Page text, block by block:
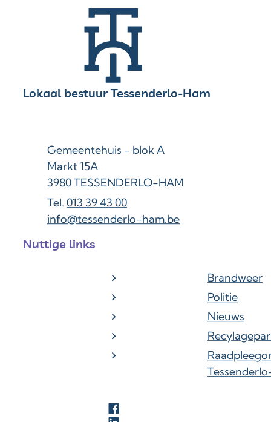
Contact & openingsuren
Lokaal bestuur Tessenderlo-Ham
AdresGemeentehuis - blok A
Markt 15A
,3980TESSENDERLO-HAM
013 39 43 00
E-mailinfo@tessenderlo-ham.be
Nuttige links
Brandweer
Politie
Nieuws